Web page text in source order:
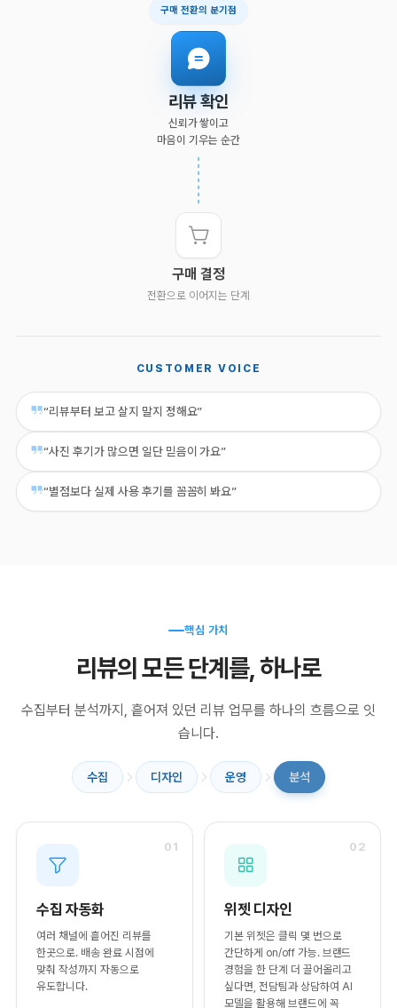
구매 전환의 분기점
리뷰 확인
신뢰가 쌓이고
마음이 기우는 순간
구매 결정
전환으로 이어지는 단계
CUSTOMER VOICE
“리뷰부터 보고 살지 말지 정해요”
“사진 후기가 많으면 일단 믿음이 가요”
“별점보다 실제 사용 후기를 꼼꼼히 봐요”
핵심 가치
리뷰의 모든 단계를, 하나로
수집부터 분석까지, 흩어져 있던 리뷰 업무를 하나의 흐름으로 잇
습니다.
수집 디자인 운영 분석
01
수집 자동화
여러 채널에 흩어진 리뷰를
한곳으로. 배송 완료 시점에
맞춰 작성까지 자동으로
유도합니다.
02
위젯 디자인
기본 위젯은 클릭 몇 번으로
간단하게 on/off 가능. 브랜드
경험을 한 단계 더 끌어올리고
싶다면, 전담팀과 상담하여 AI
모델을 활용해 브랜드에 꼭